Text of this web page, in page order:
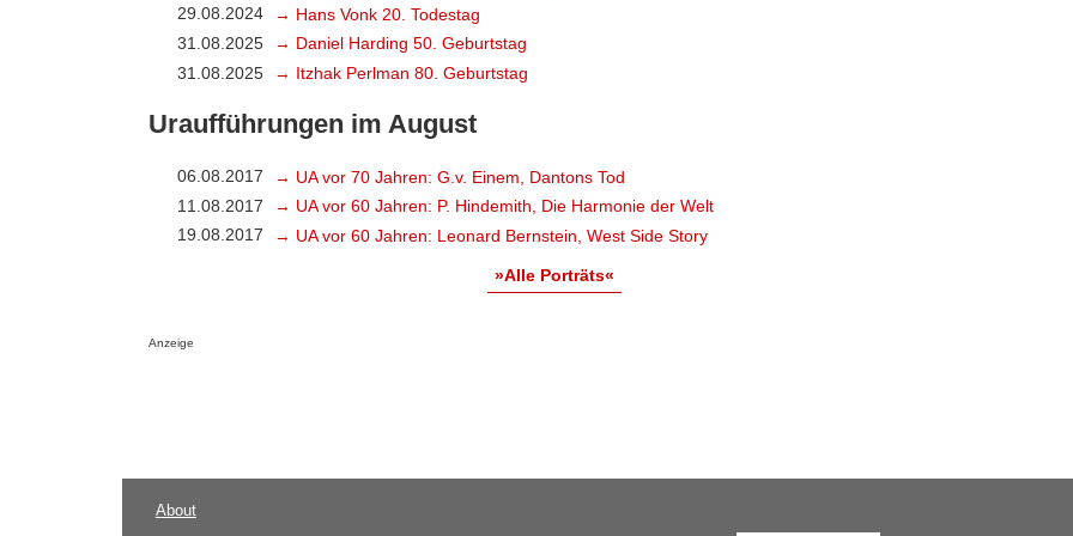
29.08.2024
→ Hans Vonk 20. Todestag
31.08.2025
→ Daniel Harding 50. Geburtstag
31.08.2025
→ Itzhak Perlman 80. Geburtstag
Uraufführungen im August
06.08.2017
→ UA vor 70 Jahren: G.v. Einem, Dantons Tod
11.08.2017
→ UA vor 60 Jahren: P. Hindemith, Die Harmonie der Welt
19.08.2017
→ UA vor 60 Jahren: Leonard Bernstein, West Side Story
»Alle Porträts«
Anzeige
About